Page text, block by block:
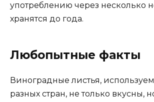
употреблению через несколько
хранятся до года.
Любопытные факты
Виноградные листья,
разных стран, не только вкусны,